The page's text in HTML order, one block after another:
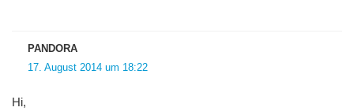
PANDORA
17. August 2014 um 18:22
Hi,